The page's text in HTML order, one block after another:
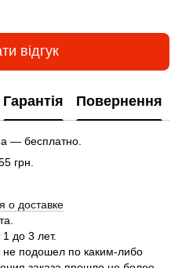
відгук
Гарантія Повернення
— бесплатно.
грн.
о доставке
до 3 лет.
не подошел по каким-либо